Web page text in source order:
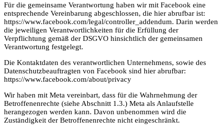
Für die gemeinsame Verantwortung haben wir mit Facebook eine
entsprechende Vereinbarung abgeschlossen, die hier abrufbar ist:
https://www.facebook.com/legal/controller_addendum. Darin werden
die jeweiligen Verantwortlichkeiten für die Erfüllung der
Verpflichtung gemäß der DSGVO hinsichtlich der gemeinsamen
Verantwortung festgelegt.
Die Kontaktdaten des verantwortlichen Unternehmens, sowie des
Datenschutzbeauftragten von Facebook sind hier abrufbar:
https://www.facebook.com/about/privacy
Wir haben mit Meta vereinbart, dass für die Wahrnehmung der
Betroffenenrechte (siehe Abschnitt 1.3.) Meta als Anlaufstelle
herangezogen werden kann. Davon unbenommen wird die
Zuständigkeit der Betroffenenrechte nicht eingeschränkt.